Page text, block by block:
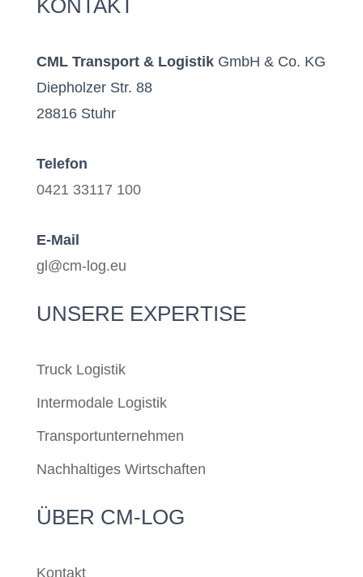
KONTAKT
CML Transport & LogistikGmbH & Co. KG
Diepholzer Str. 88
28816 Stuhr
Telefon
0421 33117 100
E-Mail
gl@cm-log.eu
UNSERE EXPERTISE
Truck Logistik
Intermodale Logistik
Transportunternehmen
Nachhaltiges Wirtschaften
ÜBER CM-LOG
Kontakt